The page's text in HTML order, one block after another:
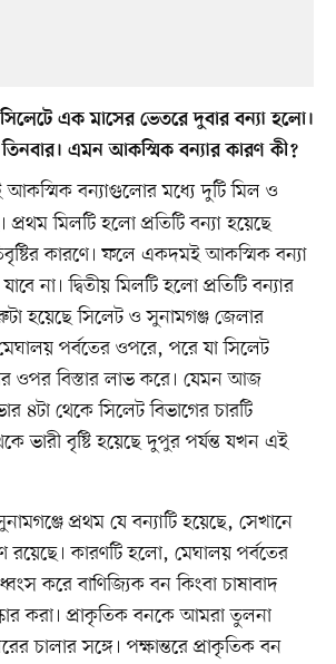
সিলেটে এক মাসের ভেতরে দুবার বন্যা হলো।
তিনবার। এমন আকস্মিক বন্যার কারণ কী?
বন্যাগুলোর মধ্যে দুটি মিল ও
মিলটি হলো প্রতিটি বন্যা হয়েছে
কারণে। ফলে একদমই আকস্মিক বন্যা
না। দ্বিতীয় মিলটি হলো প্রতিটি বন্যার
হয়েছে সিলেট ও সুনামগঞ্জ জেলার
মেঘালয় পর্বতের ওপরে, পরে যা সিলেট
ওপর বিস্তার লাভ করে। যেমন আজ
৪টা থেকে সিলেট বিভাগের চারটি
ভারী বৃষ্টি হয়েছে দুপুর পর্যন্ত যখন এই
প্রথম যে বন্যাটি হয়েছে, সেখানে
রয়েছে। কারণটি হলো, মেঘালয় পর্বতের
করে বাণিজ্যিক বন কিংবা চাষাবাদ
করা। প্রাকৃতিক বনকে আমরা তুলনা
চালার সঙ্গে। পক্ষান্তরে প্রাকৃতিক বন